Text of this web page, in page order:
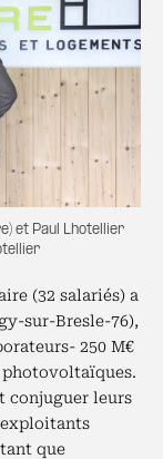
et Paul Lhotellier
(32 salariés) a
sur-Bresle-76),
250 M€
photovoltaïques.
conjuguer leurs
exploitants
que